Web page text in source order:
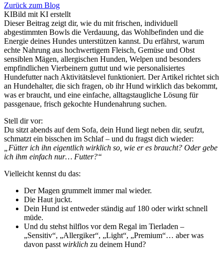
Zurück zum Blog
KIBild mit KI erstellt
Dieser Beitrag zeigt dir, wie du mit frischen, individuell
abgestimmten Bowls die Verdauung, das Wohlbefinden und die
Energie deines Hundes unterstützen kannst. Du erfährst, warum
echte Nahrung aus hochwertigem Fleisch, Gemüse und Obst
sensiblen Mägen, allergischen Hunden, Welpen und besonders
empfindlichen Vierbeinern guttut und wie personalisiertes
Hundefutter nach Aktivitätslevel funktioniert. Der Artikel richtet sich
an Hundehalter, die sich fragen, ob ihr Hund wirklich das bekommt,
was er braucht, und eine einfache, alltagstaugliche Lösung für
passgenaue, frisch gekochte Hundenahrung suchen.
Stell dir vor:
Du sitzt abends auf dem Sofa, dein Hund liegt neben dir, seufzt,
schmatzt ein bisschen im Schlaf – und du fragst dich wieder:
„Fütter ich ihn eigentlich wirklich so, wie er es braucht? Oder gebe
ich ihm einfach nur… Futter?“
Vielleicht kennst du das:
Der Magen grummelt immer mal wieder.
Die Haut juckt.
Dein Hund ist entweder ständig auf 180 oder wirkt schnell
müde.
Und du stehst hilflos vor dem Regal im Tierladen –
„Sensitiv“, „Allergiker“, „Light“, „Premium“… aber was
davon passt wirklich zu deinem Hund?